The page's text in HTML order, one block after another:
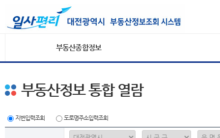
부동산종합정보
부동산정보 통합 열람
지번입력조회 도로명주소입력조회